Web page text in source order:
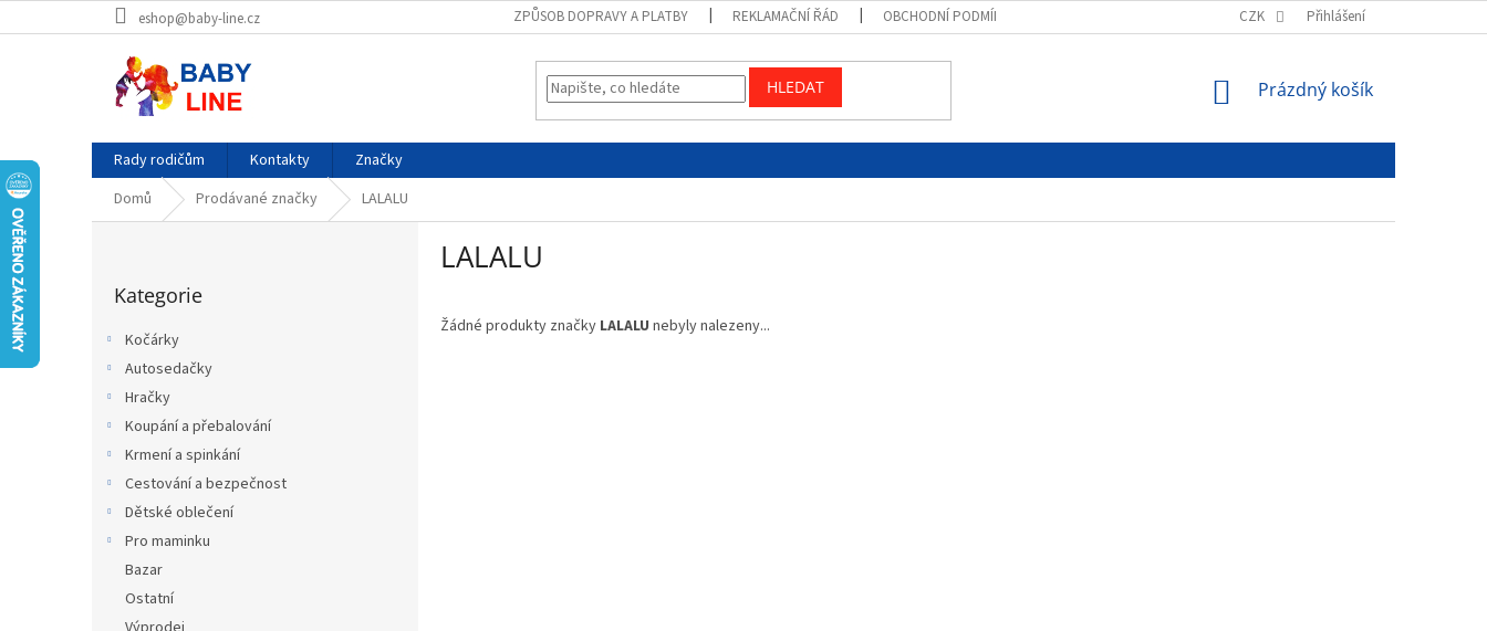
na
eshop@baby-line.cz ZPŮSOB DOPRAVY A PLATBY REKLAMAČNÍ ŘÁD OBCHODNÍ PODMÍNKY PODMÍNKY OCHRANY OSOBNÍCH ÚDAJŮ
CZK Přihlášení
HLEDAT
NÁKUPNÍ
Prázdný košík
Rady rodičům Kontakty
Značky
Domů
Prodávané značky LALALU
kategorie
Kategorie
Kočárky
Autosedačky
Hračky
Koupání a přebalování
Krmení a spinkání
Cestování a bezpečnost
Dětské oblečení
Pro maminku
Bazar
Ostatní
LALALU
Žádné produkty značky LALALU nebyly nalezeny...